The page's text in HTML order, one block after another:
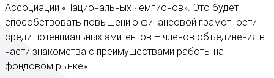
Ассоциации «Национальных чемпионов». Это будет
способствовать повышению финансовой грамотности
среди потенциальных эмитентов – членов объединения в
части знакомства с преимуществами работы на
фондовом рынке».